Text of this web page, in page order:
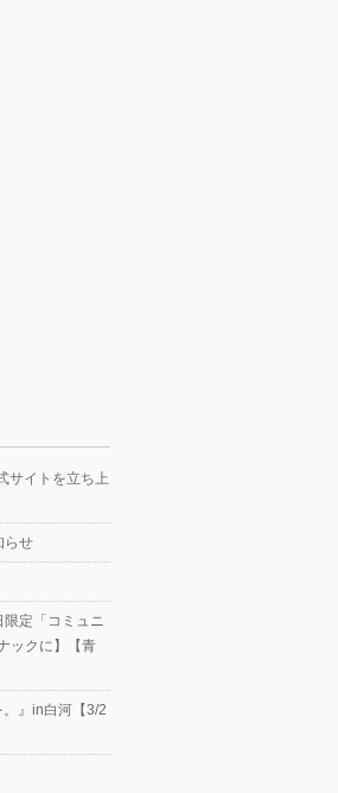
サイトを立ち上
らせ
限定「コミュニ
ックに】【青
。』in白河【3/2